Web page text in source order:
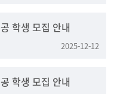
학생 모집 안내
2025-12-12
학생 모집 안내